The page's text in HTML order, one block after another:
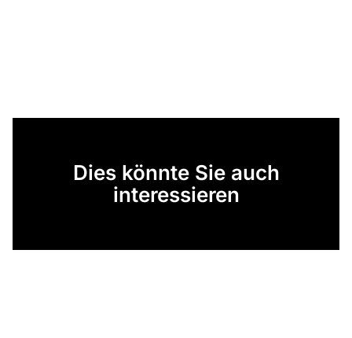
Dies könnte Sie auch
interessieren